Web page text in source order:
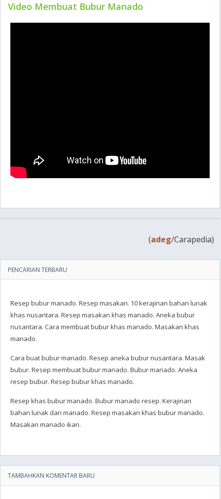
Video Membuat Bubur Manado
(adeg/Carapedia)
PENCARIAN TERBARU
Resep bubur manado. Resep masakan. 10 kerajinan bahan lunak
khas nusantara. Resep masakan khas manado. Aneka bubur
nusantara. Cara membuat bubur khas manado. Masakan khas
manado.
Cara buat bubur manado. Resep aneka bubur nusantara. Masak
bubur. Resep membuat bubur manado. Bubur manado. Aneka
resep bubur. Resep bubur khas manado.
Resep khas bubur manado. Bubur manado resep. Kerajinan
bahan lunak dari manado. Resep masakan khas bubur manado.
Masakan manado ikan.
TAMBAHKAN KOMENTAR BARU